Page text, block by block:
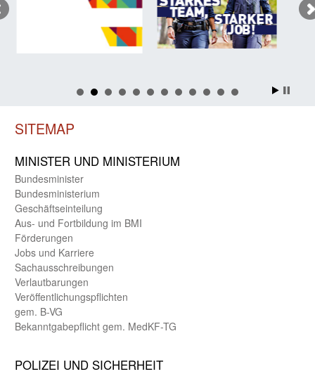
SITEMAP
MINISTER UND MINIST­ERIUM
Bundes­minister
Bundes­ministerium
Geschäfts­einteilung
Aus- und Fortbildung im BMI
Förderungen
Jobs und Karriere
Sachaus­schreibungen
Verlautbarungen
Veröffentlichungspflichten
gem. B-VG
Bekanntgabepflicht gem. MedKF-TG
POLIZEI UND SICHER­HEIT